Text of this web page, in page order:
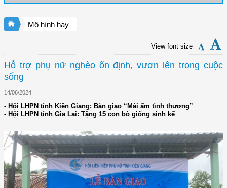
Mô hình hay
View font size
Hỗ trợ phụ nữ nghèo ổn định, vươn lên trong cuộc
sống
14/06/2024
- Hội LHPN tỉnh Kiên Giang: Bàn giao “Mái ấm tình thương”
- Hội LHPN tỉnh Gia Lai: Tặng 15 con bò giống sinh kế